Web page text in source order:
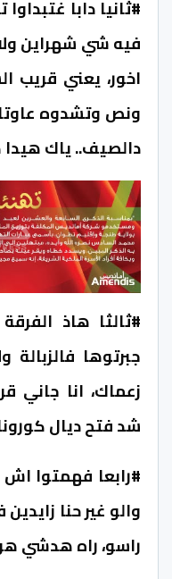
#ثانيا دابا
فيه شي شهراين ولا
اخور، يعني قريب
ونص وتشدوه
دالصيف.. ياك
#ثالثا هاذ
جبرتوها
زعماك، انا جاني
شد فتح ديال
#رابعا فهمتوا اش
والو غير حنا
راسو، راه هدشي